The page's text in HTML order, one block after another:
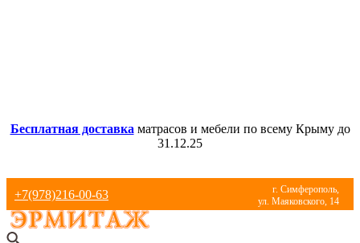
Бесплатная доставка матрасов и мебели по всему Крыму до
31.12.25
+7(978)216-00-63
г. Симферополь,
ул. Маяковского, 14